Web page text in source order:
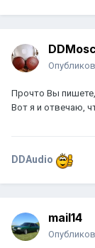
Прочто Вы
Вот я и отвечаю,
DDAudio
mail14